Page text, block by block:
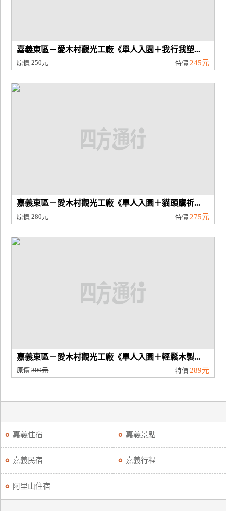
嘉義東區－愛木村觀光工廠《單人入園＋我行我塑...
原價250元 特價 245元
嘉義東區－愛木村觀光工廠《單人入園＋貓頭鷹祈...
原價280元 特價 275元
嘉義東區－愛木村觀光工廠《單人入園＋輕鬆木製...
原價300元 特價 289元
嘉義住宿 嘉義景點
嘉義民宿 嘉義行程
阿里山住宿